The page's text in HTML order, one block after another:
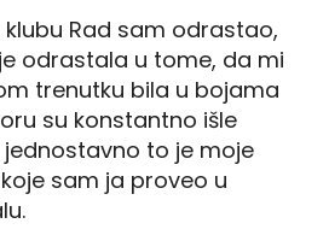
Rad sam odrastao,
odrastala u tome, da mi
trenutku bila u bojama
su konstantno išle
jednostavno to je moje
sam ja proveo u